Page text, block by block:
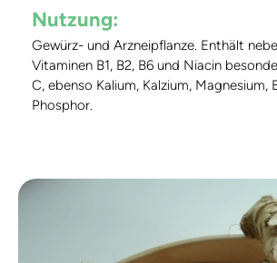
Nutzung:
Gewürz- und Arzneipflanze. Enthält
Vitaminen B1, B2, B6 und Niacin
C, ebenso Kalium, Kalzium, Magnesium,
Phosphor.